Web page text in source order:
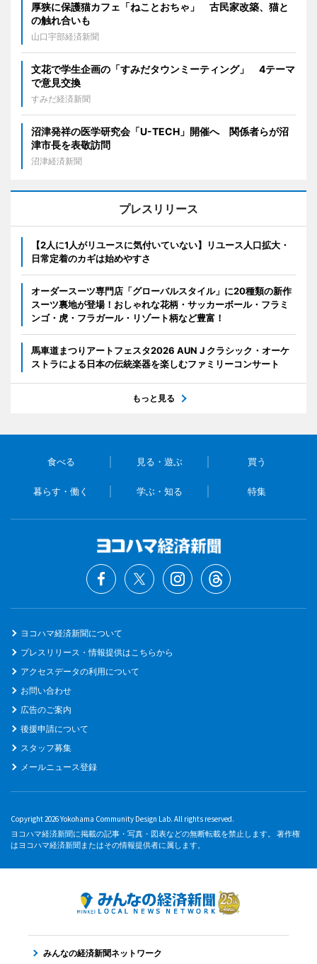
厚狭に保護猫カフェ「ねことおちゃ」 古民家改築、猫と
の触れ合いも
山口宇部経済新聞
文花で学生企画の「すみだタウンミーティング」 4テーマ
で意見交換
すみだ経済新聞
沼津発祥の医学研究会「U-TECH」開催へ 関係者らが沼
津市長を表敬訪問
沼津経済新聞
プレスリリース
【2人に1人がリユースに気付いていない】リユース人口拡大・
日常定着のカギは始めやすさ
オーダースーツ専門店「グローバルスタイル」に20種類の新作
スーツ裏地が登場！おしゃれな花柄・サッカーボール・フラミ
ンゴ・虎・フラガール・リゾート柄など豊富！
馬車道まつりアートフェスタ2026 AUN J クラシック・オーケ
ストラによる日本の伝統楽器を楽しむファミリーコンサート
もっと見る
食べる 見る・遊ぶ 買う
暮らす・働く 学ぶ・知る 特集
ヨコハマ経済新聞について
プレスリリース・情報提供はこちらから
アクセスデータの利用について
お問い合わせ
広告のご案内
後援申請について
スタッフ募集
メールニュース登録
Copyright 2026 Yokohama Community Design Lab. All rights reserved.
ヨコハマ経済新聞に掲載の記事・写真・図表などの無断転載を禁止します。 著作権
はヨコハマ経済新聞またはその情報提供者に属します。
みんなの経済新聞ネットワーク